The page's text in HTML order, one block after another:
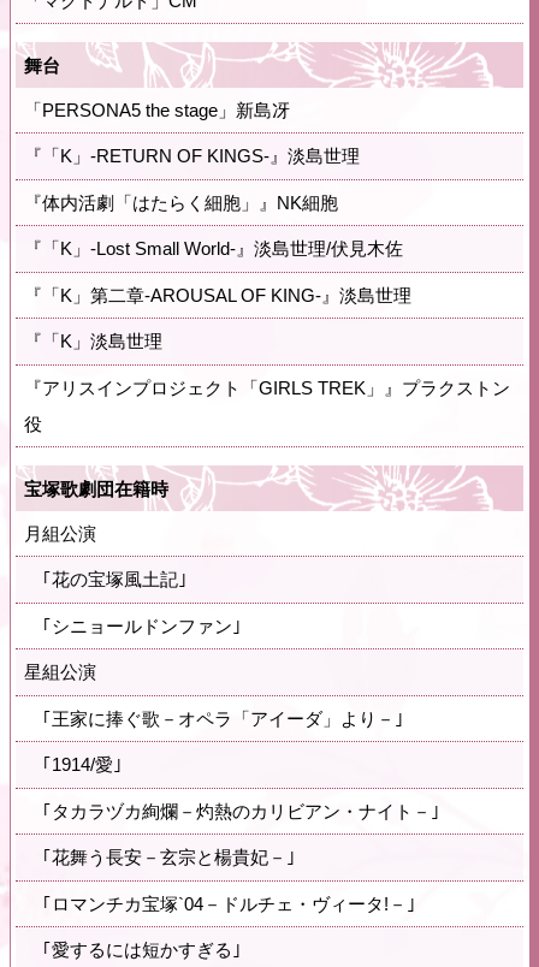
舞台
「PERSONA5 the stage」新島冴
『「K」‐RETURN OF KINGS-』淡島世理
『体内活劇「はたらく細胞」』NK細胞
『「K」-Lost Small World-』淡島世理/伏見木佐
『「K」第二章-AROUSAL OF KING-』淡島世理
『「K」淡島世理
『アリスインプロジェクト「GIRLS TREK」』プラクストン
役
宝塚歌劇団在籍時
月組公演
｢花の宝塚風土記｣
｢シニョールドンファン｣
星組公演
｢王家に捧ぐ歌－オペラ「アイーダ」より－｣
｢1914/愛｣
｢タカラヅカ絢爛－灼熱のカリビアン・ナイト－｣
｢花舞う長安－玄宗と楊貴妃－｣
｢ロマンチカ宝塚`04－ドルチェ・ヴィータ!－｣
｢愛するには短かすぎる｣